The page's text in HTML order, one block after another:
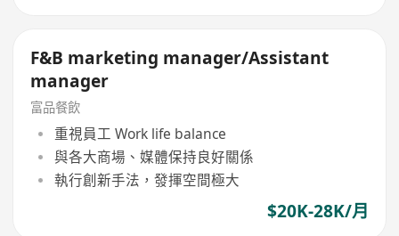
F&B marketing manager/Assistant
manager
富品餐飲
重視員工 Work life balance
與各大商場、媒體保持良好關係
執行創新手法，發揮空間極大
$20K-28K/月